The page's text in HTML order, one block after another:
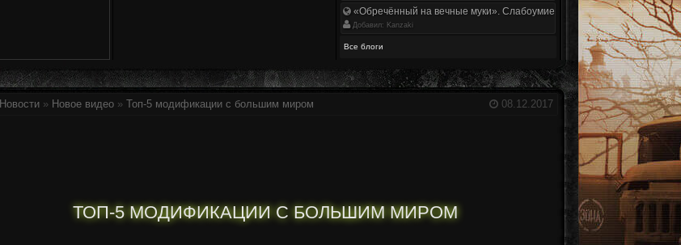
«Обречённый на вечные муки». Слабоумие и отвага
Добавил: Kanzaki
Все блоги
08.12.2017
Новости » Новое видео » Топ-5 модификации с большим миром
ТОП-5 МОДИФИКАЦИИ С БОЛЬШИМ МИРОМ